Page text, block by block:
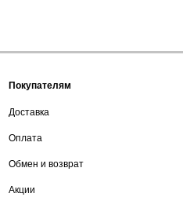
Покупателям
Доставка
Оплата
Обмен и возврат
Акции